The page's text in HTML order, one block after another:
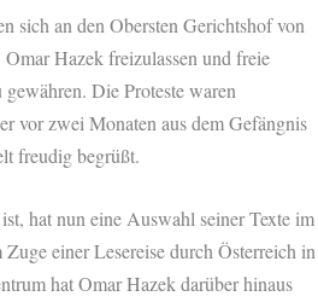
sich an den Obersten Gerichtshof von
Hazek freizulassen und freie
Die Proteste waren
vor zwei Monaten aus dem Gefängnis
freudig begrüßt.
hat nun eine Auswahl seiner Texte im
einer Lesereise durch Österreich in
hat Omar Hazek darüber hinaus